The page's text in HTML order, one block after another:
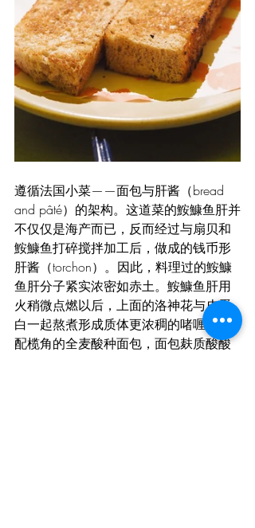
遵循法国小菜——面包与肝酱（bread
and pâté）的架构。这道菜的鮟鱇鱼肝并
不仅仅是海产而已，反而经过与扇贝和
鮟鱇鱼打碎搅拌加工后，做成的钱币形
肝酱（torchon）。因此，料理过的鮟鱇
鱼肝分子紧实浓密如赤土。鮟鱇鱼肝用
火稍微点燃以后，上面的洛神花与皮蛋
白一起熬煮形成质体更浓稠的啫喱。佐
配榄角的全麦酸种面包，面包麸质酸酸